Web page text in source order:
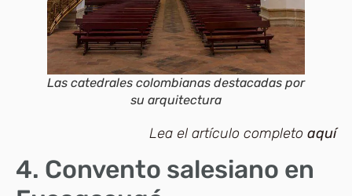
Las catedrales colombianas destacadas por
su arquitectura
Lea el artículo completo aquí
4. Convento salesiano en